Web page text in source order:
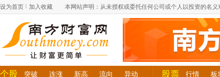
设为首页 加入收藏 本网站声明：从未授权或委托任何公司或个人以投资的名
个股 突破 连涨 新高 流向 异动 股票 行情 板